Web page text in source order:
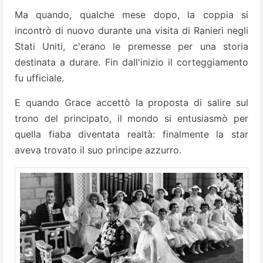
Ma quando, qualche mese dopo, la coppia si
incontrò di nuovo durante una visita di Ranieri negli
Stati Uniti, c'erano le premesse per una storia
destinata a durare. Fin dall'inizio il corteggiamento
fu ufficiale.
E quando Grace accettò la proposta di salire sul
trono del principato, il mondo si entusiasmò per
quella fiaba diventata realtà: finalmente la star
aveva trovato il suo prìncipe azzurro.